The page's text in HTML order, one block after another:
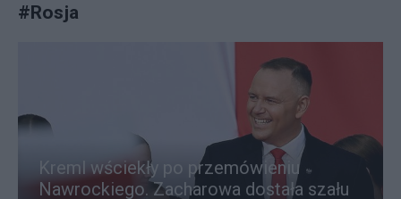
#Rosja
Kreml wściekły po przemówieniu
Nawrockiego. Zacharowa dostała szału